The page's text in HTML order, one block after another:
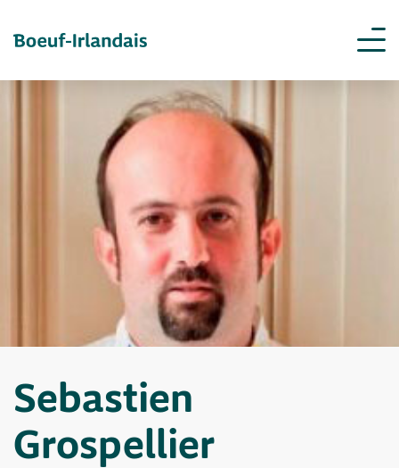
Sebastien
Grospellier